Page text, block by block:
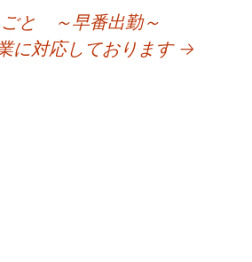
ごと ～早番出勤～
に対応しております →